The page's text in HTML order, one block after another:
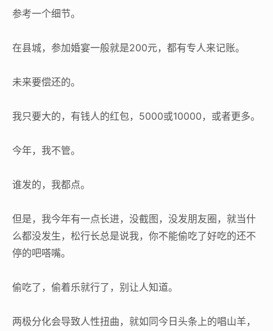
参考一个细节。
在县城，参加婚宴一般就是200元，都有专人来记账。
未来要偿还的。
我只要大的，有钱人的红包，5000或10000，或者更多。
今年，我不管。
谁发的，我都点。
但是，我今年有一点长进，没截图，没发朋友圈，就当什
么都没发生，松行长总是说我，你不能偷吃了好吃的还不
停的吧嗒嘴。
偷吃了，偷着乐就行了，别让人知道。
两极分化会导致人性扭曲，就如同今日头条上的唱山羊，